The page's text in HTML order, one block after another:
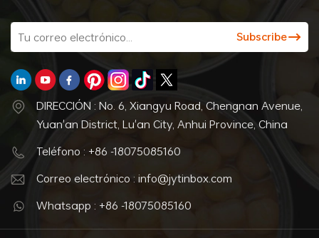
DIRECCIÓN : No. 6, Xiangyu Road, Chengnan Avenue,
Yuan'an District, Lu'an City, Anhui Province, China
Teléfono : +86 -18075085160
Correo electrónico : info@jytinbox.com
Whatsapp : +86 -18075085160